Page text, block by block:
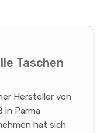
Taschen
Hersteller von
in Parma
hat sich